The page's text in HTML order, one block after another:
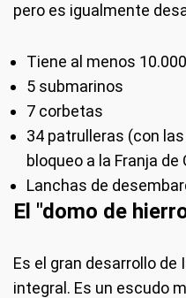
pero es igualmente
Tiene al menos
5 submarinos
7 corbetas
34 patrulleras (con las
bloqueo a la Franja
Lanchas de
El "domo de
Es el gran desarrollo
integral. Es un escudo